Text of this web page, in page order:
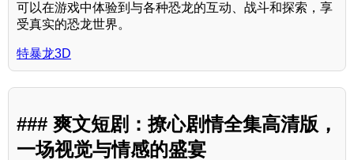
可以在游戏中体验到与各种恐龙的互动、战斗和探索，享
受真实的恐龙世界。
特暴龙3D
### 爽文短剧：撩心剧情全集高清版，
一场视觉与情感的盛宴